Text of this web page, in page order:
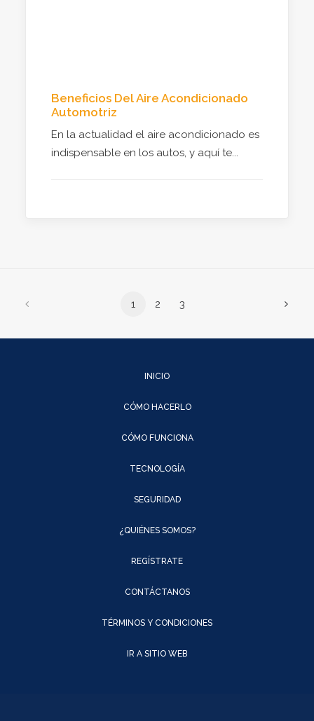
Beneficios Del Aire Acondicionado
Automotriz
En la actualidad el aire acondicionado es
indispensable en los autos, y aquí te...
1 2 3
INICIO
CÓMO HACERLO
CÓMO FUNCIONA
TECNOLOGÍA
SEGURIDAD
¿QUIÉNES SOMOS?
REGÍSTRATE
CONTÁCTANOS
TÉRMINOS Y CONDICIONES
IR A SITIO WEB